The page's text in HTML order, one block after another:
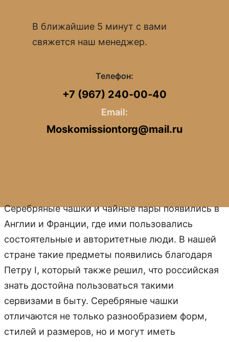
В ближайшие 5 минут с вами
свяжется наш менеджер.
Телефон:
+7 (967) 240‑00‑40
Email:
Moskomissiontorg@mail.ru
Серебряные чашки и чайные пары появились в
Англии и Франции, где ими пользовались
состоятельные и авторитетные люди. В нашей
стране такие предметы появились благодаря
Петру I, который также решил, что российская
знать достойна пользоваться такими
сервизами в быту. Серебряные чашки
отличаются не только разнообразием форм,
стилей и размеров, но и могут иметь